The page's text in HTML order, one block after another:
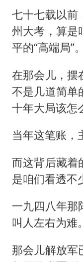
七十七载以前
州大考，算是
平的“高端局”。
在那会儿，摆
不是几道简单
十年大局该怎
当年这笔账，
而这背后藏着
是咱们看透不
一九四八年那
叫人左右为难。
那会儿解放军